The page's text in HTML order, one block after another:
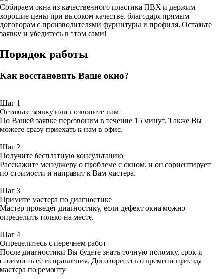
Собираем окна из качественного пластика ПВХ и держим
хорошие цены при высоком качестве, благодаря прямым
договорам с производителями фурнитуры и профиля. Оставьте
заявку и убедитесь в этом сами!
Порядок работы
Как восстановить Ваше окно?
Шаг 1
Оставьте заявку или позвоните нам
По Вашей заявке перезвоним в течение 15 минут. Также Вы
можете сразу приехать к нам в офис.
Шаг 2
Получите бесплатную консультацию
Расскажите менеджеру о проблеме с окном, и он сориентирует
по стоимости и направит к Вам мастера.
Шаг 3
Примите мастера по диагностике
Мастер проведёт диагностику, если дефект окна можно
определить только на месте.
Шаг 4
Определитесь с перечнем работ
После диагностики Вы будете знать точную поломку, срок и
стоимость её исправления. Договоритесь о времени приезда
мастера по ремонту